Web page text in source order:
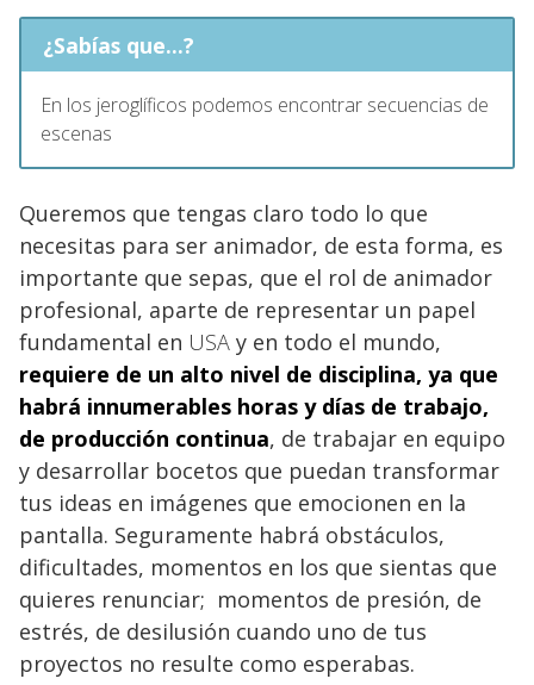
¿Sabías que...?
En los jeroglíficos podemos encontrar secuencias de
escenas
Queremos que tengas claro todo lo que
necesitas para ser animador, de esta forma, es
importante que sepas, que el rol de animador
profesional, aparte de representar un papel
fundamental en USA y en todo el mundo,
requiere de un alto nivel de disciplina, ya que
habrá innumerables horas y días de trabajo,
de producción continua, de trabajar en equipo
y desarrollar bocetos que puedan transformar
tus ideas en imágenes que emocionen en la
pantalla. Seguramente habrá obstáculos,
dificultades, momentos en los que sientas que
quieres renunciar; momentos de presión, de
estrés, de desilusión cuando uno de tus
proyectos no resulte como esperabas.